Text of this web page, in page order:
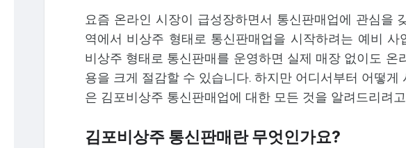
요즘 온라인 시장이 급성장하면서 통신판매업에 관심을
역에서 비상주 형태로 통신판매업을 시작하려는 예비
비상주 형태로 통신판매를 운영하면 실제 매장 없이도 온
용을 크게 절감할 수 있습니다. 하지만 어디서부터 어떻
은 김포비상주 통신판매업에 대한 모든 것을 알려드리려
김포비상주 통신판매란 무엇인가요?